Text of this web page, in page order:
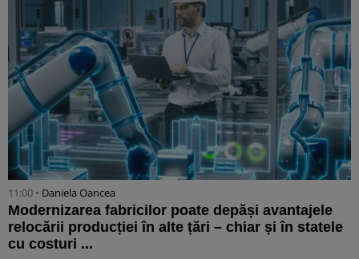
11:00 • Daniela Oancea
Modernizarea fabricilor poate depăși avantajele
relocării producției în alte țări – chiar și în statele
cu costuri ...